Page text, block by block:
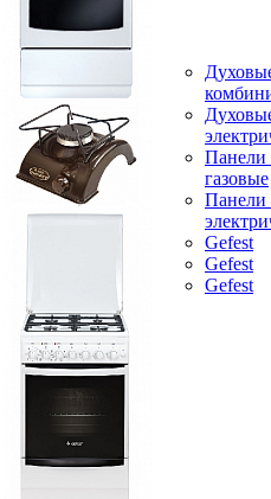
Панели
газовые
Панели
Gefest
Gefest
Gefest